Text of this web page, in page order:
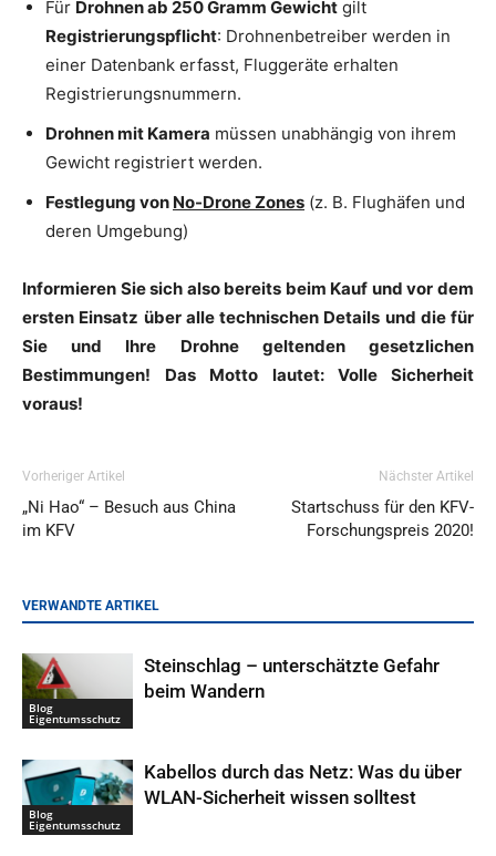
Für Drohnen ab 250 Gramm Gewicht gilt
Registrierungspflicht: Drohnenbetreiber werden in
einer Datenbank erfasst, Fluggeräte erhalten
Registrierungsnummern.
Drohnen mit Kamera müssen unabhängig von ihrem
Gewicht registriert werden.
Festlegung von No-Drone Zones (z. B. Flughäfen und
deren Umgebung)
Informieren Sie sich also bereits beim Kauf und vor dem
ersten Einsatz über alle technischen Details und die für
Sie und Ihre Drohne geltenden gesetzlichen
Bestimmungen!
Das Motto lautet: Volle Sicherheit
voraus!
Vorheriger Artikel
„Ni Hao“ – Besuch aus China
im KFV
Nächster Artikel
Startschuss für den KFV-
Forschungspreis 2020!
VERWANDTE ARTIKEL
Blog
Eigentumsschutz
Steinschlag – unterschätzte Gefahr
beim Wandern
Blog
Eigentumsschutz
Kabellos durch das Netz: Was du über
WLAN-Sicherheit wissen solltest